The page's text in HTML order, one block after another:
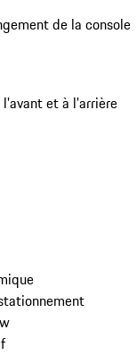
de la console
et à l'arrière